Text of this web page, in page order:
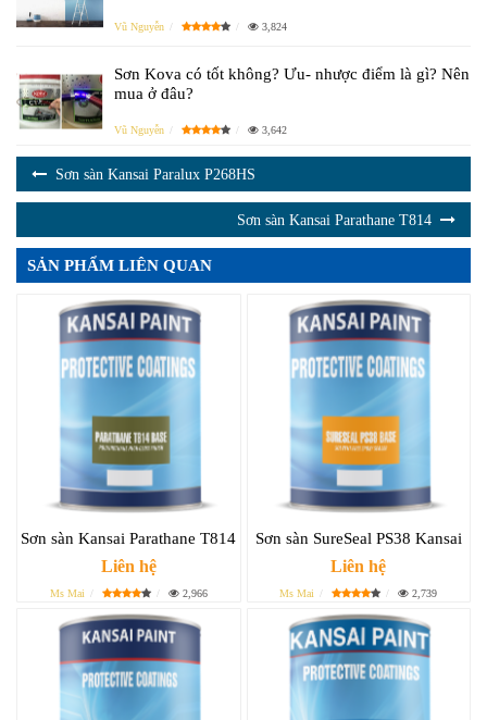
Vũ Nguyễn 3,824
Sơn Kova có tốt không? Ưu- nhược điểm là gì? Nên
mua ở đâu?
Vũ Nguyễn 3,642
Sơn sàn Kansai Paralux P268HS
Sơn sàn Kansai Parathane T814
SẢN PHẨM LIÊN QUAN
Sơn sàn Kansai Parathane T814
Liên hệ
Ms Mai 2,966
Sơn sàn SureSeal PS38 Kansai
Liên hệ
Ms Mai 2,739